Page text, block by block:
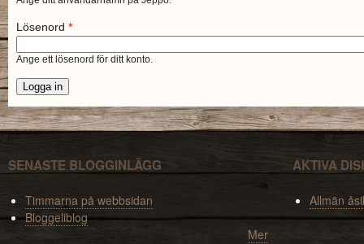
Lösenord *
Ange ett lösenord för ditt konto.
SENASTE BLOGGINLÄGG
Timmarna på webbsidan
Bloggeliblog
Mer
AKTIVA
Allmän